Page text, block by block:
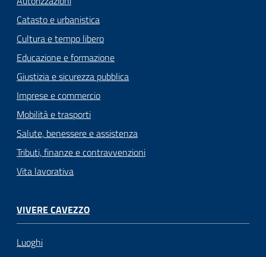
Catasto e urbanistica
Cultura e tempo libero
Educazione e formazione
Giustizia e sicurezza pubblica
Imprese e commercio
Mobilità e trasporti
Salute, benessere e assistenza
Tributi, finanze e contravvenzioni
Vita lavorativa
VIVERE CAVEZZO
Luoghi